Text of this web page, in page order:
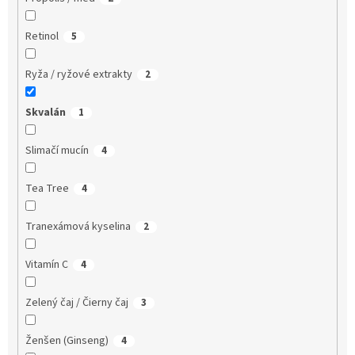
Retinol 5
Ryža / ryžové extrakty 2
Skvalán 1
Slimačí mucín 4
Tea Tree 4
Tranexámová kyselina 2
Vitamín C 4
Zelený čaj / Čierny čaj 3
Ženšen (Ginseng) 4